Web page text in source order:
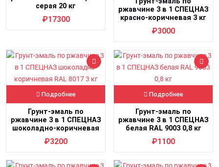
серая 20 кг
₽17300
ржавчине 3 в 1 СПЕЦНАЗ
красно-коричневая 3 кг
₽3000
Подробнее
Грунт-эмаль по
ржавчине 3 в 1 СПЕЦНАЗ
шоколадно-коричневая
RAL 8017 3 кг
₽3200
Подробнее
Грунт-эмаль по
ржавчине 3 в 1 СПЕЦНАЗ
белая RAL 9003 0,8 кг
₽1100